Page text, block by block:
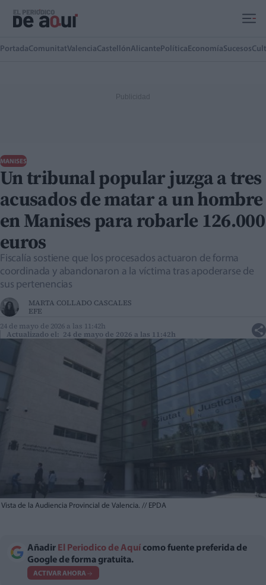
PortadaComunitatValenciaCastellónAlicante Política EconomíaSucesos
MANISES
Un tribunal popular juzga a tres
acusados de matar a un hombre
en Manises para robarle 126.000
euros
Fiscalía sostiene que los procesados actuaron de forma
coordinada y abandonaron a la víctima tras apoderarse de
sus pertenencias
MARTA COLLADO CASCALES
EFE
24 de mayo de 2026 a las 11:42h
Actualizado el: 24 de mayo de 2026 a las 11:42h
Vista de la Audiencia Provincial de Valencia. // EPDA
Añadir El Periodico de Aquí como fuente preferida de
Google de forma gratuita.
ACTIVAR AHORA